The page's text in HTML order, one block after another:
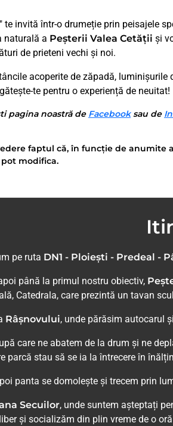
" te invită într-o drumeție prin peisajele
naturală a Peșterii Valea Cetății și
de prieteni vechi și noi.
acoperite de zăpadă,
te pentru o experiență de neuitat!
pagina noastră de Facebooksau de
faptul că, în funcție de anumite
modifica.
pe ruta DN1 - Ploiești - Predeal -
până la primul nostru obiectiv,
Catedrala, care prezintă un tavan
Râșnovului, unde părăsim autocarul
care ne abatem de la drum și ne
parcă stau să se ia la întrecere în
panta se domolește și trecem prin
Secuilor, unde suntem așteptați
și socializăm din plin vreme de o